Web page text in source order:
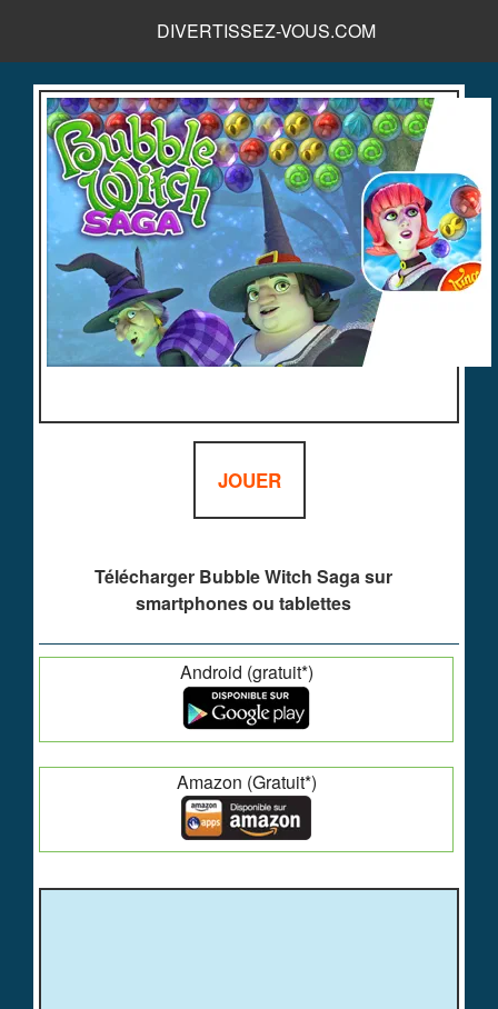
DIVERTISSEZ-VOUS.COM
JOUER
Télécharger Bubble Witch Saga sur
smartphones ou tablettes
Android (gratuit*)
Amazon (Gratuit*)